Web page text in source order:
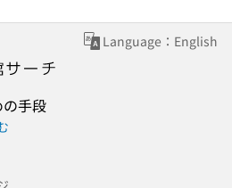
Language：English
手段